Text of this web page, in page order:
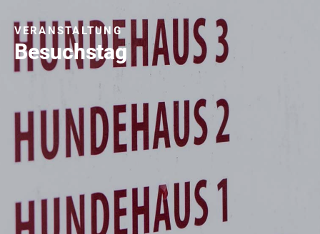
Besuchstag
VERANSTALTUNG